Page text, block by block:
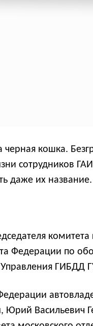
кошка.
сотрудников
даже их
Федерации по
Васильевич